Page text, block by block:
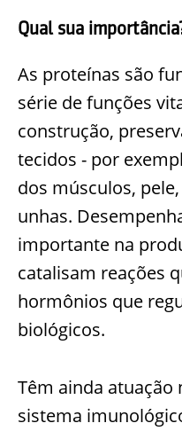
Qual sua
As proteínas são
série de funções
construção,
tecidos - por
dos músculos,
unhas.
importante na
catalisam reações
hormônios que
biológicos.
Têm ainda atuação
sistema